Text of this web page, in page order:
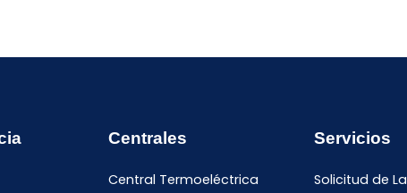
Centrales
Central Termoeléctrica
Servicios
Solicitud de